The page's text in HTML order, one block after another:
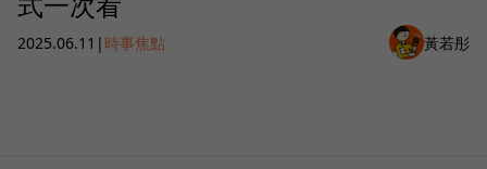
2025.06.11 | 時事焦點 黃若彤